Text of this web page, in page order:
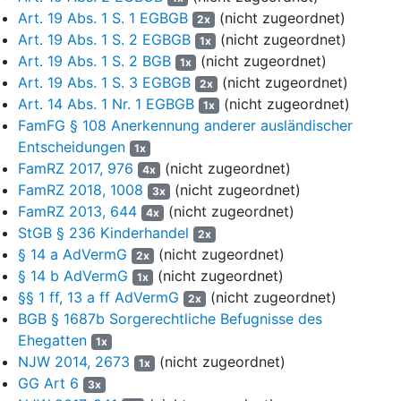
Kontakt zur weiteren Bet. zu 3. war über eine Leihmutterklinik in
der Ukraine hergestellt worden. Die Schwangerschaft wurde im
Wege der künstlichen Befruchtung unter Verwendung von
Samenzellen des Vaters und Eizellen der Annehmenden
herbeigeführt. Der Klinik zahlten die weiteren Bet. 1. und 2.
30.000,-- €.
In die Geburtsurkunde des Standesamtes (...) vom XX.XX.2016
und in das ukrainische Geburtenregister sind die weiteren Bet.
zu 1. und 2. als Eltern eingetragen, in der deutschen
Geburtsurkunde des Standesamtes Stadt1 vom 12.01.2017 der
weitere Bet. zu 2. und die weitere Bet. zu 3. Der weiteren Bet. zu
2. hat die Vaterschaft für A am XX.XX.2016 vor einem
Konsularbeamten der Deutschen Botschaft in Kiew anerkannt
und eine Sorgeerklärung abgegeben. Die weitere Beteiligte zu 3.
hat zugleich ihre Zustimmung zur Vaterschaftsanerkennung
abgegeben und der Sorgerechtsausübung durch den weiteren
Bet. zu 2. am 05.12.2016 in Anwesenheit einer ukrainischen
Privatnotarin zugestimmt.
Art. 19 Abs. 1 S. 1 EGBGB
2x (nicht zugeordnet)
Art. 19 Abs. 1 S. 2 EGBGB
1x (nicht zugeordnet)
Art. 19 Abs. 1 S. 2 BGB
1x (nicht zugeordnet)
Art. 19 Abs. 1 S. 3 EGBGB
2x (nicht zugeordnet)
Art. 14 Abs. 1 Nr. 1 EGBGB
1x (nicht zugeordnet)
FamFG § 108 Anerkennung anderer ausländischer
Entscheidungen
1x
FamRZ 2017, 976 4x (nicht zugeordnet)
FamRZ 2018, 1008
3x (nicht zugeordnet)
FamRZ 2013, 644
4x (nicht zugeordnet)
StGB § 236 Kinderhandel
2x
§ 14 a AdVermG 2x (nicht zugeordnet)
§ 14 b AdVermG
1x (nicht zugeordnet)
§§ 1 ff, 13 a ff AdVermG
2x (nicht zugeordnet)
BGB § 1687b Sorgerechtliche Befugnisse des
Ehegatten
1x
NJW 2014, 2673 1x (nicht zugeordnet)
GG Art 6
3x